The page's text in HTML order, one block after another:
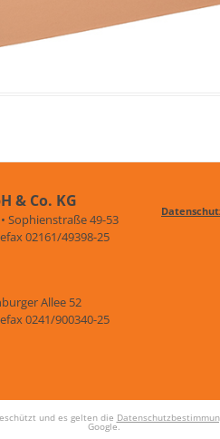
& Co. KG
• Sophienstraße 49-53
02161/49398-25
Allee 52
0241/900340-25
und es gelten die
Google.